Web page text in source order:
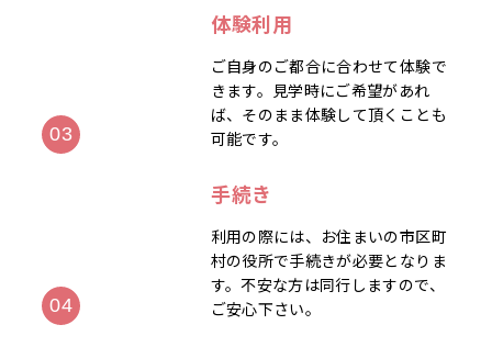
体験利用
ご自身のご都合に合わせて体験で
きます。見学時にご希望があれ
ば、そのまま体験して頂くことも
可能です。
手続き
利用の際には、お住まいの市区町
村の役所で手続きが必要となりま
す。不安な方は同行しますので、
ご安心下さい。